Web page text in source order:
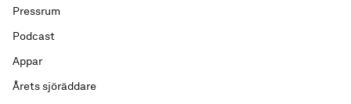
Pressrum
Podcast
Appar
Årets sjöräddare